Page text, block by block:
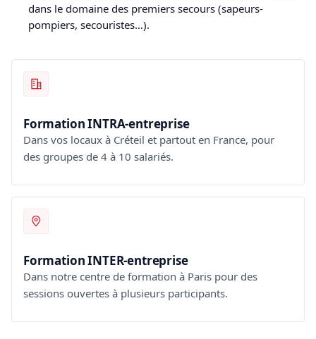
dans le domaine des premiers secours (sapeurs-
pompiers, secouristes…).
Formation INTRA-entreprise
Dans vos locaux à Créteil et partout en France, pour
des groupes de 4 à 10 salariés.
Formation INTER-entreprise
Dans notre centre de formation à Paris pour des
sessions ouvertes à plusieurs participants.